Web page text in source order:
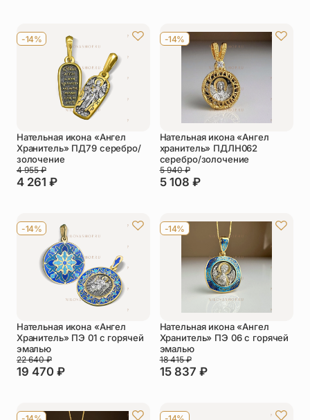
-14%
Нательная икона «Ангел
Хранитель» ПД79 серебро/
золочение
4 261 ₽
4 955₽
-14%
Нательная икона «Ангел
хранитель» ПДЛН062
серебро/золочение
5 108 ₽
5 940₽
-14%
Нательная икона «Ангел
Хранитель» ПЭ 01 с горячей
эмалью
19 470 ₽
22 640₽
-14%
Нательная икона «Ангел
Хранитель» ПЭ 06 с горячей
эмалью
15 837 ₽
18 415₽